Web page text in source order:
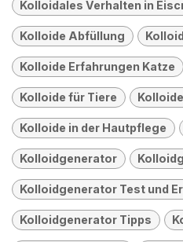
Kolloidales Verhalten in
Kolloide Abfüllung
Kolloide Erfahrungen Katze
Kolloide für Tiere
Kolloide in der Hautpflege
Kolloidgenerator
Kolloidgenerator Test und
Kolloidgenerator Tipps